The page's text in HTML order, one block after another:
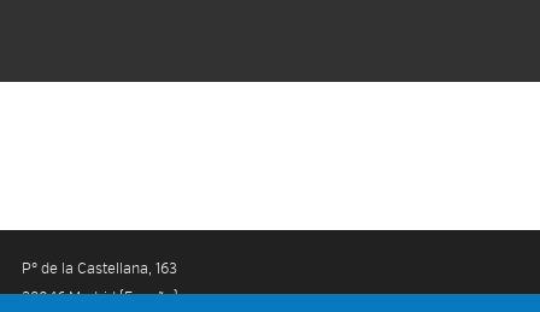
SI NO GANAS NO ES
Pº de la Castellana, 163
28046 Madrid (España)